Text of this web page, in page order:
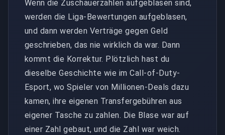
Wenn die Zuschauerzahlen aufgeblasen sind,
werden die Liga-Bewertungen aufgeblasen,
und dann werden Verträge gegen Geld
geschrieben, das nie wirklich da war. Dann
kommt die Korrektur. Plötzlich hast du
dieselbe Geschichte wie im Call-of-Duty-
Esport, wo Spieler von Millionen-Deals dazu
kamen, ihre eigenen Transfergebühren aus
eigener Tasche zu zahlen. Die Blase war auf
einer Zahl gebaut, und die Zahl war weich.